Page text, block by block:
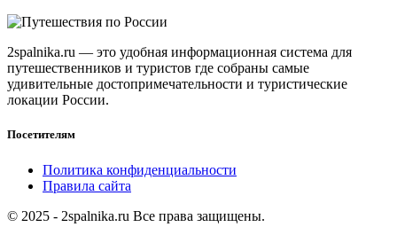
2spalnika.ru — это удобная информационная система для
путешественников и туристов где собраны самые
удивительные достопримечательности и туристические
локации России.
Посетителям
Политика конфиденциальности
Правила сайта
© 2025 - 2spalnika.ru Все права защищены.